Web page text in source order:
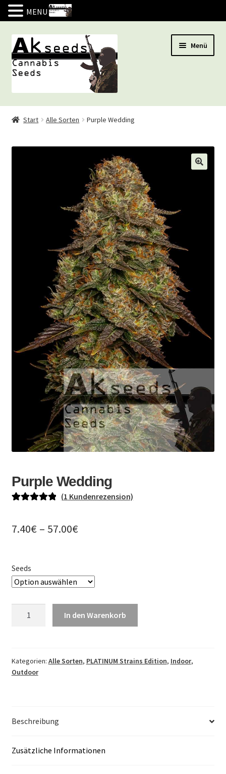
Zur
Navigation
springen
Zum
Inhalt
springen
Menü
Marihuana Samen
GOLD Strains Edition
PLATINUM Strains Edition
Keimung von Samen
Warenkorb
Mein Konto
Versandkosten
DE
EN
Start Alle Sorten Purple Wedding
Purple Wedding
basierend auf
(1 Kundenrezension)
7.40€ – 57.00€Preisspanne:
57.00€
Seeds
In den Warenkorb
Kategorien: Alle Sorten, PLATINUM Strains Edition, Indoor,
Outdoor
Beschreibung
Zusätzliche Informationen
MENU